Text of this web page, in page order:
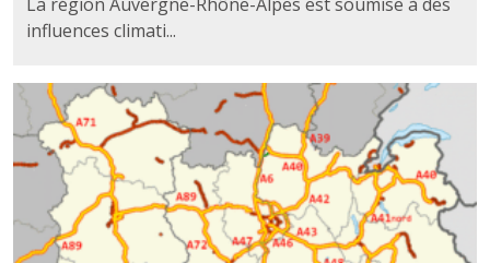
influences climati...